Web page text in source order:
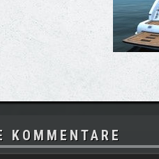
KOMMENTARE